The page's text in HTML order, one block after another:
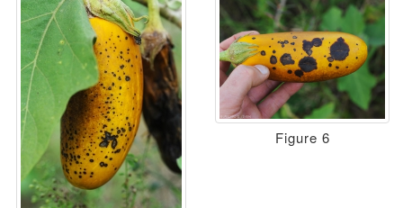
Figure 6